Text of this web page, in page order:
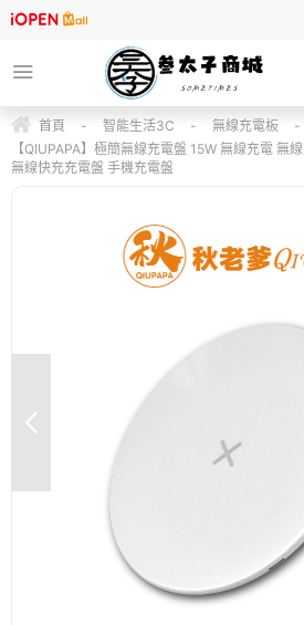
首頁 - 智能生活3C - 無線充電板
-
【QIUPAPA】極簡無線充電盤 15W 無線充電 無
無線快充充電盤 手機充電盤